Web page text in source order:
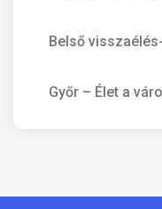
Belső
Győr – Élet a